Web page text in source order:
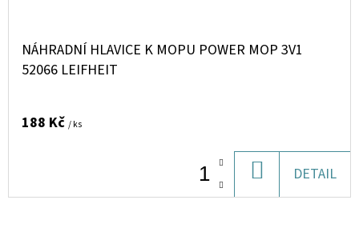
NÁHRADNÍ HLAVICE K MOPU POWER MOP 3V1
52066 LEIFHEIT
188 Kč / ks
KOŠÍKU
DETAIL